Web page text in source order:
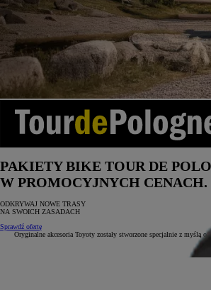
PAKIETY BIKE TOUR DE
W PROMOCYJNYCH CENACH.
ODKRYWAJ NOWE TRASY
NA SWOICH ZASADACH
Sprawdź ofertę
Oryginalne akcesoria Toyoty zostały stworzone specjalnie z myślą